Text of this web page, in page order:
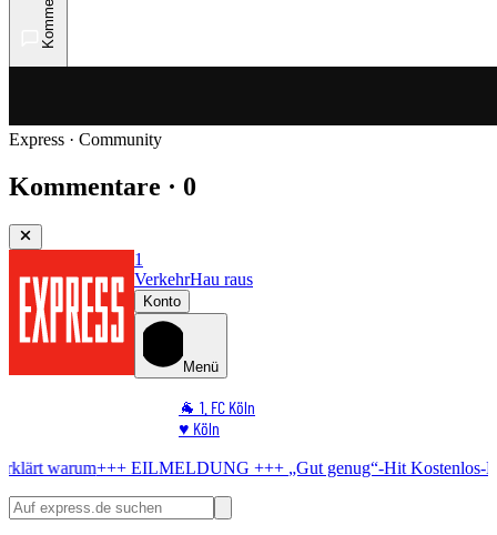
Express · Community
Kommentare · 0
1
VerkehrHau raus
Konto
Menü
🐐 1. FC Köln
♥️ Köln
🏆 Sport
+++„Gut genug“-HitKostenlos-Konzert in Köln